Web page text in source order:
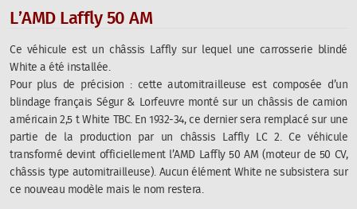
L’AMD Laffly 50 AM
Ce véhicule est un châssis Laffly sur lequel une carrosserie blindé
White a été installée.
Pour plus de précision : cette automitrailleuse est composée d’un
blindage français Ségur & Lorfeuvre monté sur un châssis de camion
américain 2,5 t White TBC. En 1932-34, ce dernier sera remplacé sur une
partie de la production par un châssis Laffly LC 2. Ce véhicule
transformé devint officiellement l’AMD Laffly 50 AM (moteur de 50 CV,
châssis type automitrailleuse). Aucun élément White ne subsistera sur
ce nouveau modèle mais le nom restera.